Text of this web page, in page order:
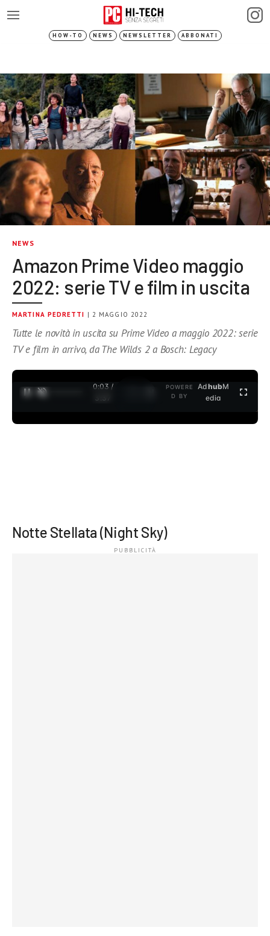
HOW-TO NEWS NEWSLETTER ABBONATI
NEWS
Amazon Prime Video maggio
2022: serie TV e film in uscita
MARTINA PEDRETTI | 2 MAGGIO 2022
Tutte le novità in uscita su Prime Video a maggio 2022: serie
TV e film in arrivo, da The Wilds 2 a Bosch: Legacy
0:04 /
3:37
POWERE
D BY
AdhubM
edia
Notte Stellata (Night Sky)